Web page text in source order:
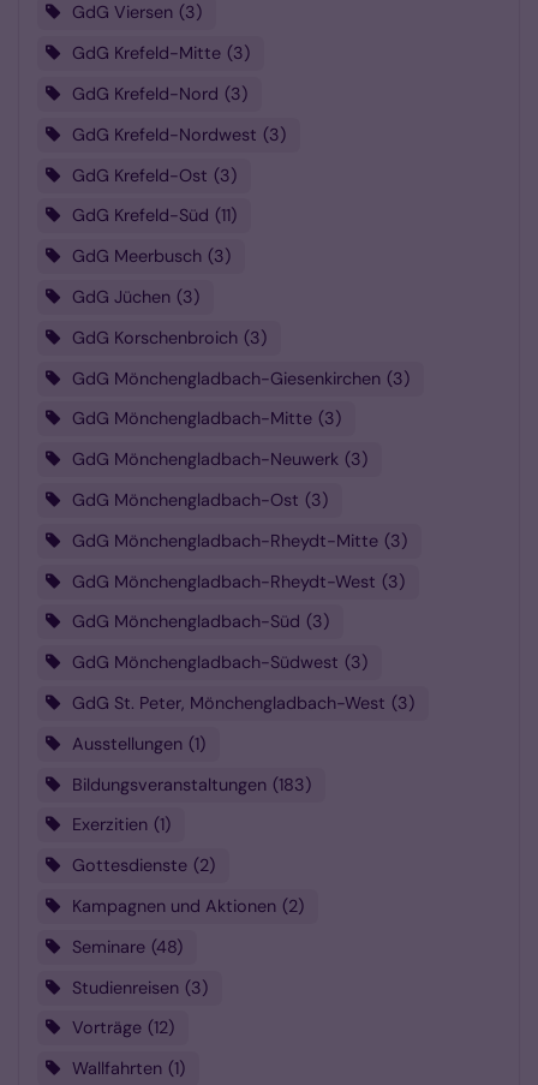
GdG Viersen
3
GdG Krefeld-Mitte 3
GdG Krefeld-Nord 3
GdG Krefeld-Nordwest 3
GdG Krefeld-Ost 3
GdG Krefeld-Süd
11
GdG Meerbusch 3
GdG Jüchen 3
GdG Korschenbroich 3
GdG Mönchengladbach-Giesenkirchen 3
GdG Mönchengladbach-Mitte
3
GdG Mönchengladbach-Neuwerk 3
GdG Mönchengladbach-Ost 3
GdG Mönchengladbach-Rheydt-Mitte 3
GdG Mönchengladbach-Rheydt-West 3
GdG Mönchengladbach-Süd
3
GdG Mönchengladbach-Südwest 3
GdG St. Peter, Mönchengladbach-West 3
Ausstellungen 1
Bildungsveranstaltungen 183
Exerzitien 1
Gottesdienste 2
Kampagnen und Aktionen 2
Seminare 48
Studienreisen 3
Vorträge 12
Wallfahrten 1